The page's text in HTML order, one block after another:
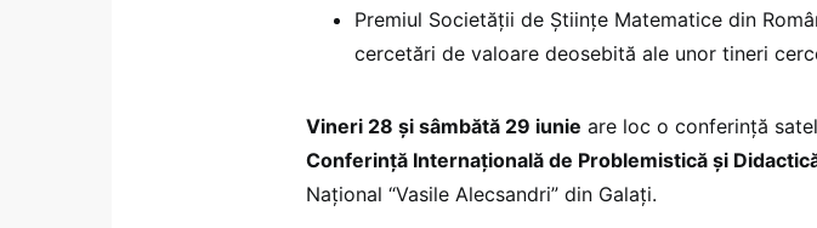
Premiul Societății de Științe Matematice din
cercetări de valoare deosebită ale unor tineri
Vineri 28 și sâmbătă 29 iunie are loc o conferință
Conferință Internațională de Problemistică și
Național “Vasile Alecsandri” din Galați.